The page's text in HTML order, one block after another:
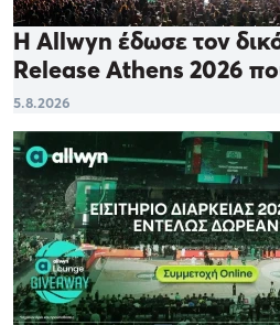
Η Allwyn έδωσε τον
Release Athens 2026
5.8.2026